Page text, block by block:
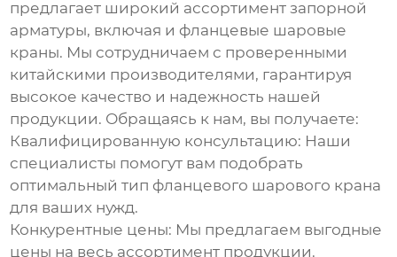
предлагает широкий ассортимент запорной
арматуры, включая и фланцевые шаровые
краны. Мы сотрудничаем с проверенными
китайскими производителями, гарантируя
высокое качество и надежность нашей
продукции. Обращаясь к нам, вы получаете:
Квалифицированную консультацию: Наши
специалисты помогут вам подобрать
оптимальный тип фланцевого шарового крана
для ваших нужд.
Конкурентные цены: Мы предлагаем выгодные
цены на весь ассортимент продукции.